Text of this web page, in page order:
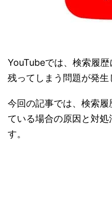
YouTubeでは、検索履
残ってしまう問題が発生
今回の記事では、検索
ている場合の原因と対
す。